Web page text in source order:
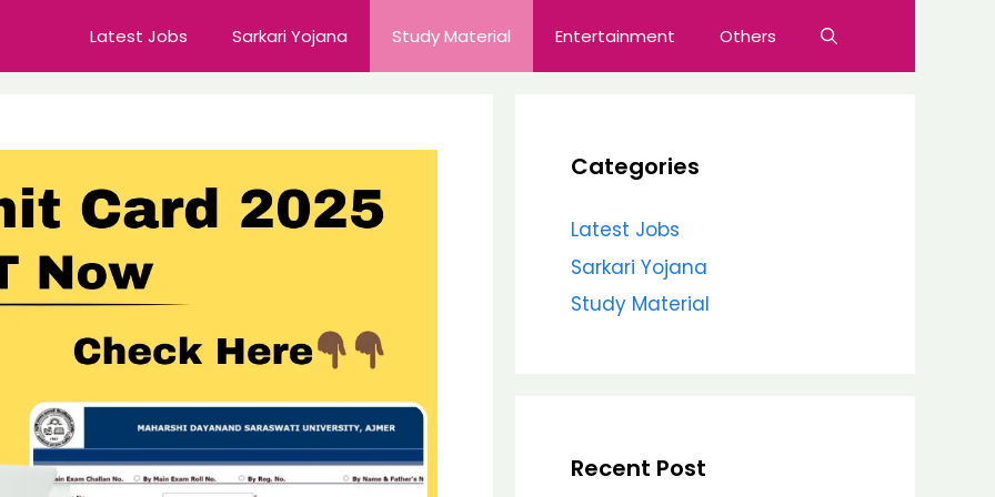
Latest Jobs Sarkari Yojana Study Material Entertainment Others
Categories
Latest Jobs
Sarkari Yojana
Study Material
Recent Post